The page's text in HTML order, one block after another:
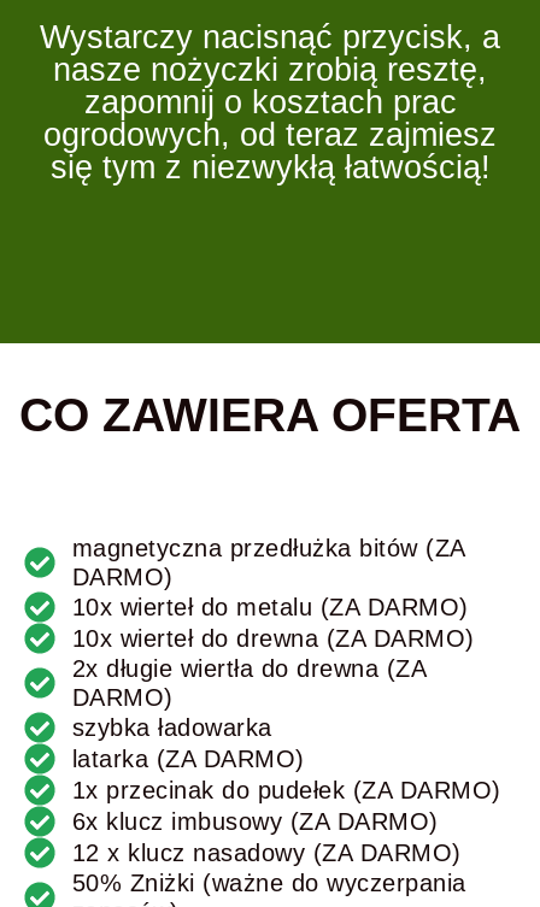
Wystarczy nacisnąć przycisk, a
nasze nożyczki zrobią resztę,
zapomnij o kosztach prac
ogrodowych, od teraz zajmiesz
się tym z niezwykłą łatwością!
CO ZAWIERA OFERTA
magnetyczna przedłużka bitów (ZA
DARMO)
10x wierteł do metalu (ZA DARMO)
10x wierteł do drewna (ZA DARMO)
2x długie wiertła do drewna (ZA
DARMO)
szybka ładowarka
latarka (ZA DARMO)
1x przecinak do pudełek (ZA DARMO)
6x klucz imbusowy (ZA DARMO)
12 x klucz nasadowy (ZA DARMO)
50% Zniżki (ważne do wyczerpania